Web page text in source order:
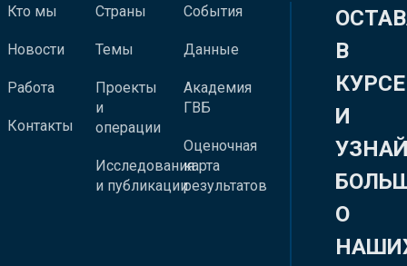
Кто мы
Новости
Работа
Контакты
Страны
Темы
Проекты
и
операции
Исследования
и публикации
События
Данные
Академия
ГВБ
Оценочная
карта
результатов
В
КУРСЕ
И
О